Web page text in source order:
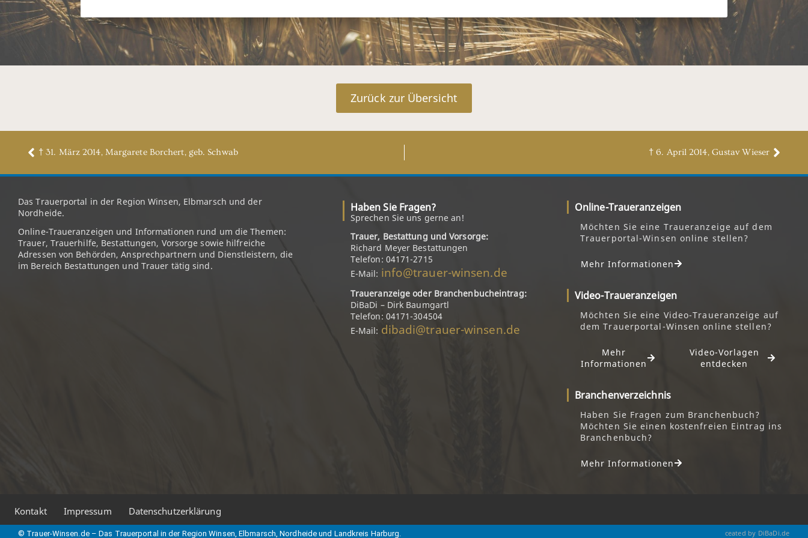
Zurück zur Übersicht
† 31. März 2014, Margarete Borchert, geb. Schwab † 6. April 2014, Gustav Wieser
Das Trauerportal in der Region Winsen, Elbmarsch und der
Nordheide.
Online-Traueranzeigen und Informationen rund um die Themen:
Trauer, Trauerhilfe, Bestattungen, Vorsorge sowie hilfreiche
Adressen von Behörden, Ansprechpartnern und Dienstleistern, die
im Bereich Bestattungen und Trauer tätig sind.
Haben Sie Fragen?
Sprechen Sie uns gerne an!
Trauer, Bestattung und Vorsorge:
Richard Meyer Bestattungen
Telefon: 04171-2715
E-Mail: info@trauer-winsen.de
Traueranzeige oder Branchenbucheintrag:
DiBaDi – Dirk Baumgartl
Telefon: 04171-304504
E-Mail: dibadi@trauer-winsen.de
Online-Traueranzeigen
Möchten Sie eine Traueranzeige auf dem
Trauerportal-Winsen online stellen?
Mehr Informationen
Video-Traueranzeigen
Möchten Sie eine Video-Traueranzeige auf
dem Trauerportal-Winsen online stellen?
Mehr
Informationen
Video-Vorlagen
entdecken
Branchenverzeichnis
Haben Sie Fragen zum Branchenbuch?
Möchten Sie einen kostenfreien Eintrag ins
Branchenbuch?
Mehr Informationen
Kontakt Impressum Datenschutzerklärung
© Trauer-Winsen.de – Das Trauerportal in der Region Winsen, Elbmarsch, Nordheide und Landkreis Harburg. ceated by DiBaDi.de